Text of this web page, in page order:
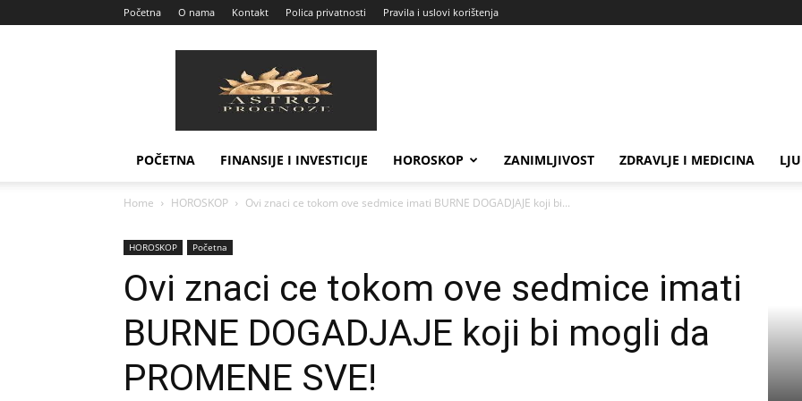
Početna O nama Kontakt Polica privatnosti Pravila i uslovi korištenja
Prognoze
POČETNA FINANSIJE I INVESTICIJE HOROSKOP ZANIMLJIVOST ZDRAVLJE I MEDICINA
Home HOROSKOP Ovi znaci ce tokom ove sedmice imati BURNE DOGADJAJE koji bi...
HOROSKOP Početna
Ovi znaci ce tokom ove sedmice imati
BURNE DOGADJAJE koji bi mogli da
PROMENE SVE!